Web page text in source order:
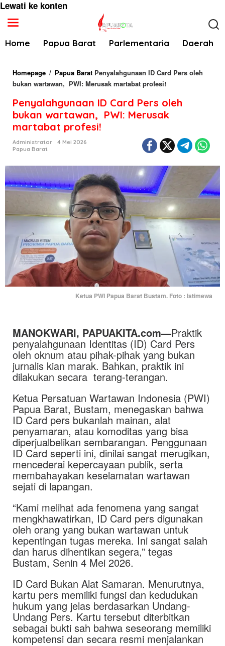
Lewati ke konten
Home Papua Barat Parlementaria Daerah
Homepage / Papua Barat Penyalahgunaan ID Card Pers oleh
bukan wartawan, PWI: Merusak martabat profesi!
Penyalahgunaan ID Card Pers oleh
bukan wartawan, PWI: Merusak
martabat profesi!
Administrator
4 Mei 2026
Papua Barat
Ketua PWI Papua Barat Bustam. Foto : Istimewa
MANOKWARI, PAPUAKITA.com—Praktik
penyalahgunaan Identitas (ID) Card Pers
oleh oknum atau pihak-pihak yang bukan
jurnalis kian marak. Bahkan, praktik ini
dilakukan secara terang-terangan.
Ketua Persatuan Wartawan Indonesia (PWI)
Papua Barat, Bustam, menegaskan bahwa
ID Card pers bukanlah mainan, alat
penyamaran, atau komoditas yang bisa
diperjualbelikan sembarangan. Penggunaan
ID Card seperti ini, dinilai sangat merugikan,
mencederai kepercayaan publik, serta
membahayakan keselamatan wartawan
sejati di lapangan.
“Kami melihat ada fenomena yang sangat
mengkhawatirkan, ID Card pers digunakan
oleh orang yang bukan wartawan untuk
kepentingan tugas mereka. Ini sangat salah
dan harus dihentikan segera,” tegas
Bustam, Senin 4 Mei 2026.
ID Card Bukan Alat Samaran. Menurutnya,
kartu pers memiliki fungsi dan kedudukan
hukum yang jelas berdasarkan Undang-
Undang Pers. Kartu tersebut diterbitkan
sebagai bukti sah bahwa seseorang memiliki
kompetensi dan secara resmi menjalankan